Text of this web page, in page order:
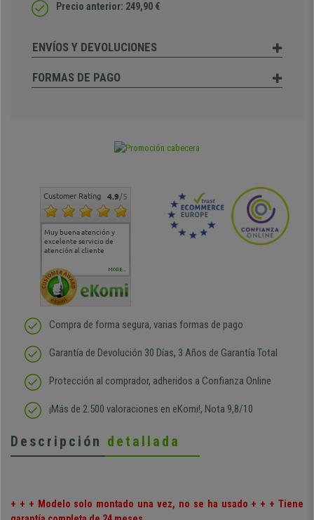
Precio anterior: 249,90 €
ENVÍOS Y DEVOLUCIONES
FORMAS DE PAGO
Customer Rating 4.9/5
Muy buena atención y
excelente servicio de
atención al cliente
Muy buena atención de
cara al asesoramiento
Si estoy contento
MORE...
Compra de forma segura, varias formas de pago
Garantía de Devolución 30 Días, 3 Años de Garantía Total
Protección al comprador, adheridos a Confianza Online
¡Más de 2.500 valoraciones en eKomi!, Nota 9,8/10
Descripción detallada
+ + + Modelo solo montado una vez, no se ha usado + + + Tiene